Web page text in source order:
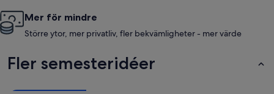
Mer för mindre
Större ytor, mer privatliv, fler bekvämligheter - mer värde
Fler semesteridéer